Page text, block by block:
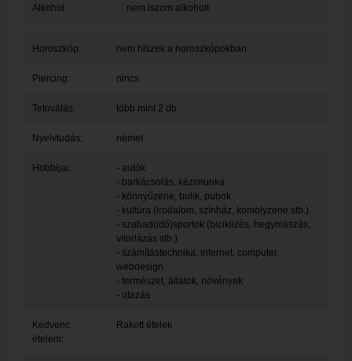
Alkohol: nem iszom alkoholt
Horoszkóp: nem hiszek a horoszkópokban
Piercing: nincs
Tetoválás: több mint 2 db
Nyelvtudás: német
Hobbijai:
- autók
- barkácsolás, kézimunka
- könnyűzene, bulik, pubok
- kultúra (irodalom, színház, komolyzene stb.)
- szabad(idő)sportok (biciklizés, hegymászás,
vitorlázás stb.)
- számítástechnika, internet, computer,
webdesign
- természet, állatok, növények
- utazás
Kedvenc
ételem:
Rakott ételek